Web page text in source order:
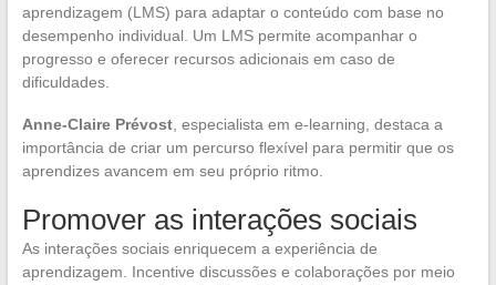
aprendizagem (LMS) para adaptar o conteúdo com base no
desempenho individual. Um LMS permite acompanhar o
progresso e oferecer recursos adicionais em caso de
dificuldades.
Anne-Claire Prévost, especialista em e-learning, destaca a
importância de criar um percurso flexível para permitir que os
aprendizes avancem em seu próprio ritmo.
Promover as interações sociais
As interações sociais enriquecem a experiência de
aprendizagem. Incentive discussões e colaborações por meio